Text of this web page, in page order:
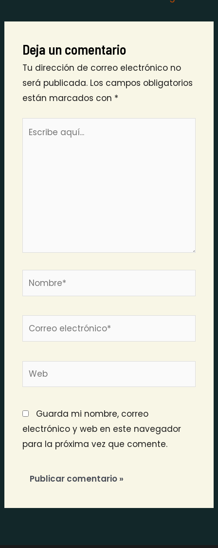
Deja un comentario
Tu dirección de correo electrónico no
será publicada. Los campos obligatorios
están marcados con *
Nombre*
Correo
Web
Guarda mi nombre, correo
electrónico y web en este navegador
para la próxima vez que comente.